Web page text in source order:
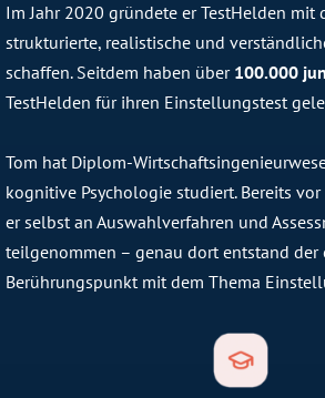
Im Jahr 2020 gründete er TestHelden mit
strukturierte, realistische und
schaffen. Seitdem haben über 100.000
TestHelden für ihren Einstellungstest
Tom hat Diplom-
kognitive Psychologie studiert. Bereits
er selbst an Auswahlverfahren und
teilgenommen – genau dort entstand der
Berührungspunkt mit dem Thema